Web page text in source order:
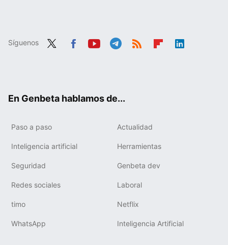
Síguenos
En Genbeta hablamos de...
Paso a paso Actualidad
Inteligencia artificial Herramientas
Seguridad Genbeta dev
Redes sociales Laboral
timo Netflix
WhatsApp Inteligencia Artificial